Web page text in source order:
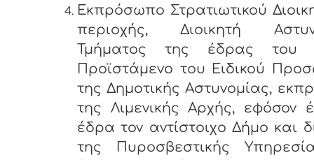
Εκπρόσωπο Στρατιωτικού
περιοχής, Διοικητή
Τμήματος της έδρας του
Προϊστάμενο του Ειδικού
της Δημοτικής Αστυνομίας,
της Λιμενικής Αρχής, εφόσον
έδρα τον αντίστοιχο Δήμο και
της Πυροσβεστικής